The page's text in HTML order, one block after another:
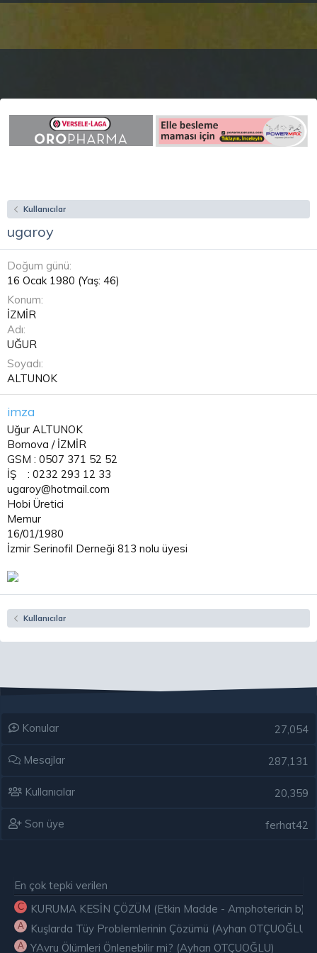
Kullanıcılar
ugaroy
Doğum günü
16 Ocak 1980 (Yaş: 46)
Konum
İZMİR
Adı
UĞUR
Soyadı
ALTUNOK
imza
Uğur ALTUNOK
Bornova / İZMİR
GSM : 0507 371 52 52
İŞ : 0232 293 12 33
ugaroy@hotmail.com
Hobi Üretici
Memur
16/01/1980
İzmir Serinofil Derneği 813 nolu üyesi
Kullanıcılar
Konular 27,054
Mesajlar 287,131
Kullanıcılar 20,359
Son üye ferhat42
En çok tepki verilen
C KURUMA KESİN ÇÖZÜM (Etkin Madde - Amphotericin b)
A Kuşlarda Tüy Problemlerinin Çözümü (Ayhan OTÇUOĞLU)
A YAvru Ölümleri Önlenebilir mi? (Ayhan OTÇUOĞLU)